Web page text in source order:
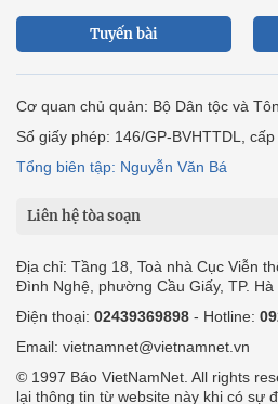
Tuyến bài
Cơ quan chủ quản: Bộ Dân tộc và
Số giấy phép: 146/GP-BVHTTDL,
Tổng biên tập: Nguyễn Văn Bá
Liên hệ tòa soạn
Địa chỉ: Tầng 18, Toà nhà Cục Viễn
Đình Nghệ, phường Cầu Giấy, TP. Hà
Điện thoại: 02439369898 - Hotline:
Email: vietnamnet@vietnamnet.vn
© 1997 Báo VietNamNet. All rights
lại thông tin từ website này khi có sự